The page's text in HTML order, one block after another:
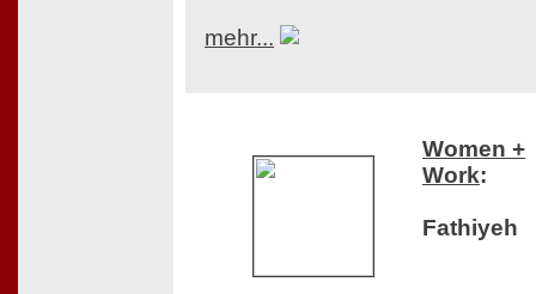
mehr...
Women +
Work:
Fathiyeh